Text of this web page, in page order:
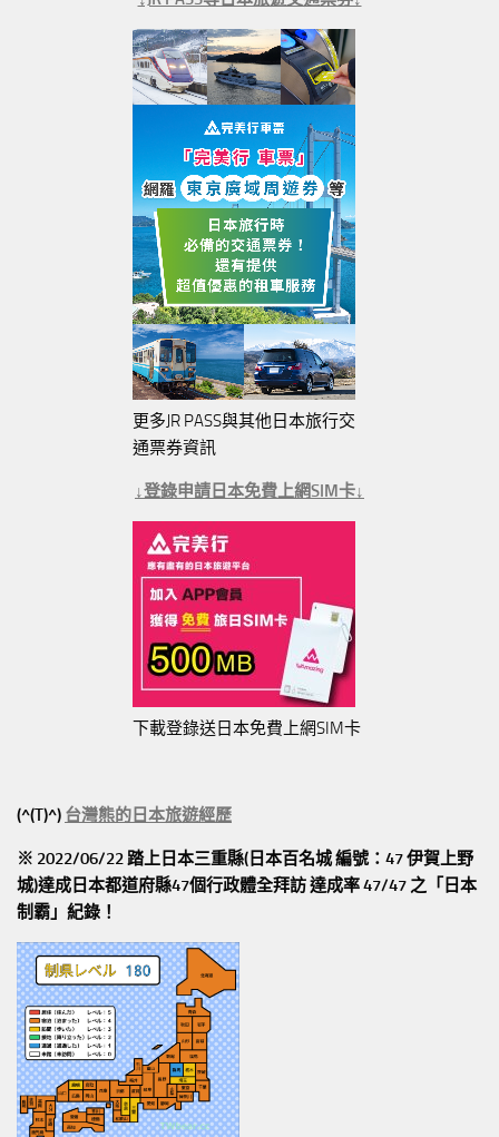
更多JR PASS與其他日本旅行交
通票券資訊
↓登錄申請日本免費上網SIM卡↓
下載登錄送日本免費上網SIM卡
(^(T)^) 台灣熊的日本旅遊經歷
※ 2022/06/22 踏上日本三重縣(日本百名城 編號：47 伊賀上野
城)達成日本都道府縣47個行政體全拜訪達成率 47/47 之「日本
制霸」紀錄！